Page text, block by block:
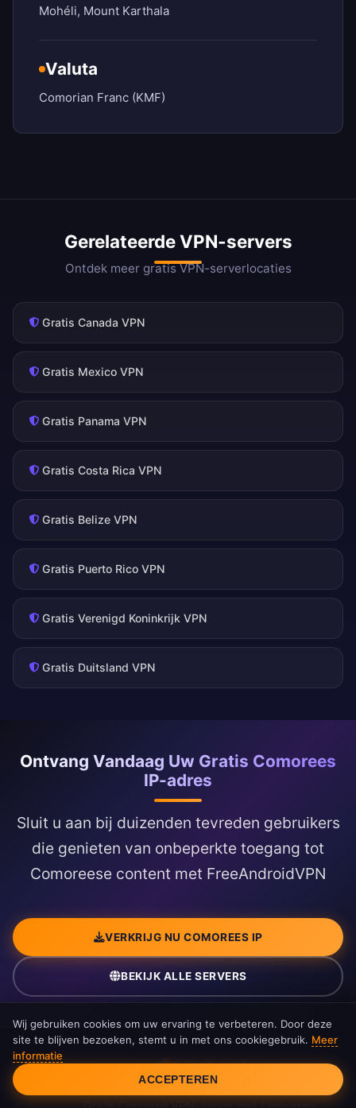
Mohéli, Mount Karthala
Valuta
Comorian Franc (KMF)
Gerelateerde VPN-servers
Ontdek meer gratis VPN-serverlocaties
Gratis Canada VPN
Gratis Mexico VPN
Gratis Panama VPN
Gratis Costa Rica VPN
Gratis Belize VPN
Gratis Puerto Rico VPN
Gratis Verenigd Koninkrijk VPN
Gratis Duitsland VPN
Ontvang Vandaag Uw Gratis Comorees
IP-adres
Sluit u aan bij duizenden tevreden gebruikers
die genieten van onbeperkte toegang tot
Comoreese content met FreeAndroidVPN
VERKRIJG NU COMOREES IP
BEKIJK ALLE SERVERS
Cookietoestemming
Wij gebruiken cookies om uw ervaring te verbeteren. Door deze
site te blijven bezoeken, stemt u in met ons cookiegebruik. Meer
informatie
ACCEPTEREN